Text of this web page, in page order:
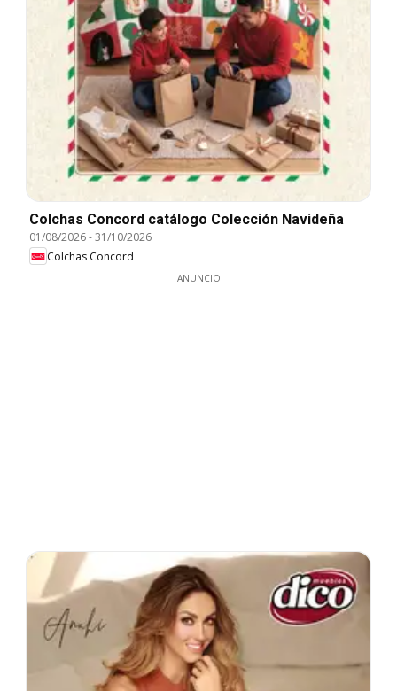
Colchas Concord catálogo Colección Navideña
01/08/2026-31/10/2026
Colchas Concord
ANUNCIO